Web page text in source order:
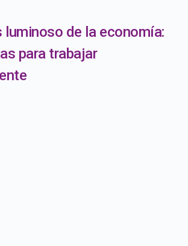
luminoso de la economía:
para trabajar